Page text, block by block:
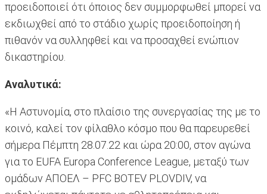
προειδοποιεί ότι όποιος δεν συμμορφωθεί μπορεί να
εκδιωχθεί από το στάδιο χωρίς προειδοποίηση ή
πιθανόν να συλληφθεί και να προσαχθεί ενώπιον
δικαστηρίου.
Αναλυτικά:
«Η Αστυνομία, στο πλαίσιο της συνεργασίας της με το
κοινό, καλεί τον φίλαθλο κόσμο που θα παρευρεθεί
σήμερα Πέμπτη 28.07.22 και ώρα 20:00, στον αγώνα
για το EUFA Europa Conference League, μεταξύ των
ομάδων ΑΠΟΕΛ – PFC BOTEV PLOVDIV, να